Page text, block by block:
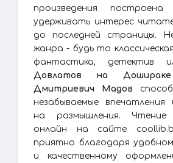
произведения
удерживать интерес
до последней страницы.
жанра - будь то
фантастика, детектив
Довлатов на
Дмитриевич Мадов
незабываемые впечатления
на размышления.
онлайн на сайте
приятно благодаря
и качественному